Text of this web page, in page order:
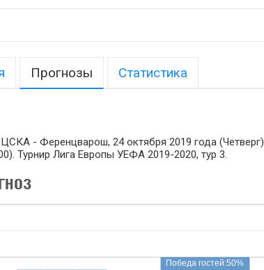
Прогнозы Статистика
- Ференцварош, 24 октября 2019 года (Четверг)
Турнир Лига Европы УЕФА 2019-2020, тур 3.
Победа гостей:50%